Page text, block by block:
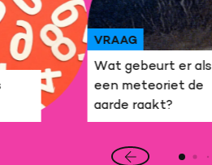
VRAAG
Wat gebeurt er als
een meteoriet de
aarde raakt?